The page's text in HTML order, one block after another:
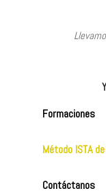
Formaciones
Método ISTA
Contáctanos